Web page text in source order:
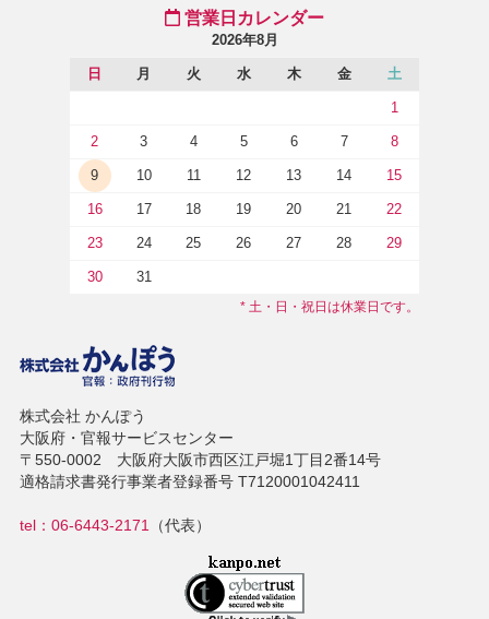
営業日カレンダー
2026年8月
日 月 火 水 木 金 土
1
2 3 4 5 6 7 8
9 10 11 12 13 14 15
16 17 18 19 20 21 22
23 24 25 26 27 28 29
30 31
* 土・日・祝日は休業日です。
株式会社 かんぽう
大阪府・官報サービスセンター
〒550-0002 大阪府大阪市西区江戸堀1丁目2番14号
適格請求書発行事業者登録番号 T7120001042411
tel：06-6443-2171 （代表）